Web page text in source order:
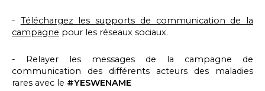
- Téléchargez les supports de communication de la
campagne pour les réseaux sociaux.
- Relayer les messages de la campagne de
communication des différents acteurs des maladies
rares avec le #YESWENAME